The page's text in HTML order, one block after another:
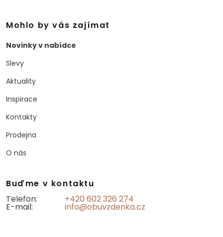
Mohlo by vás zajímat
Novinky v nabídce
Slevy
Aktuality
Inspirace
Kontakty
Prodejna
O nás
Buďme v kontaktu
Telefon:
+420 602 326 274
E-mail: info@obuvzdenka.cz